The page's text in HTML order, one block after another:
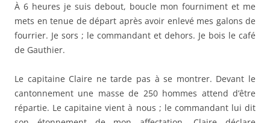
À 6 heures je suis debout, boucle mon fourniment et me
mets en tenue de départ après avoir enlevé mes galons de
fourrier. Je sors ; le commandant et dehors. Je bois le café
de Gauthier.
Le capitaine Claire ne tarde pas à se montrer. Devant le
cantonnement une masse de 250 hommes attend d’être
répartie. Le capitaine vient à nous ; le commandant lui dit